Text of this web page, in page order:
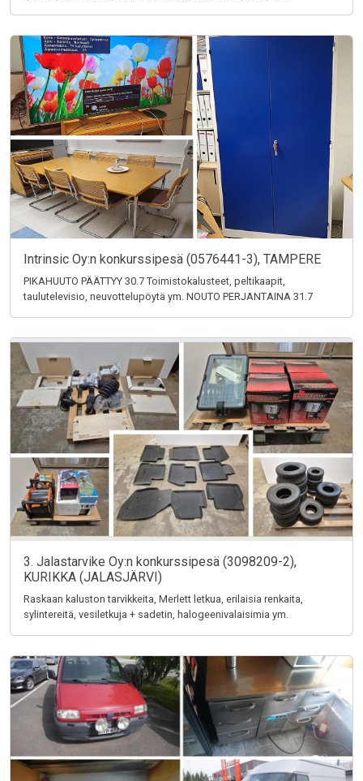
Intrinsic Oy:n konkurssipesä (0576441-3), TAMPERE
PIKAHUUTO PÄÄTTYY 30.7 Toimistokalusteet, peltikaapit,
taulutelevisio, neuvottelupöytä ym. NOUTO PERJANTAINA 31.7
3. Jalastarvike Oy:n konkurssipesä (3098209-2),
KURIKKA (JALASJÄRVI)
Raskaan kaluston tarvikkeita, Merlett letkua, erilaisia renkaita,
sylintereitä, vesiletkuja + sadetin, halogeenivalaisimia ym.